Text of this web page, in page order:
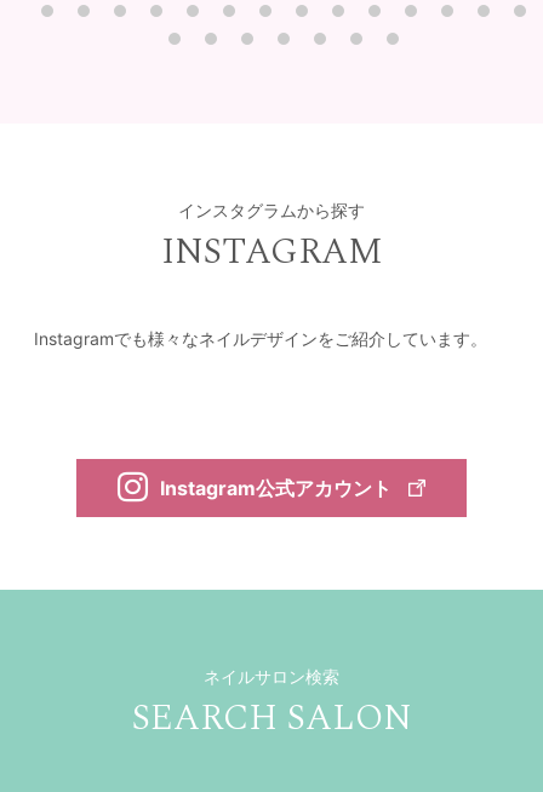
インスタグラムから探す
INSTAGRAM
Instagramでも様々なネイルデザインをご紹介しています。
Instagram公式アカウント
ネイルサロン検索
SEARCH SALON